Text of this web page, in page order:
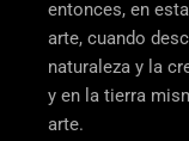
entonces, en
arte, cuando
naturaleza y la
y en la tierra
arte.